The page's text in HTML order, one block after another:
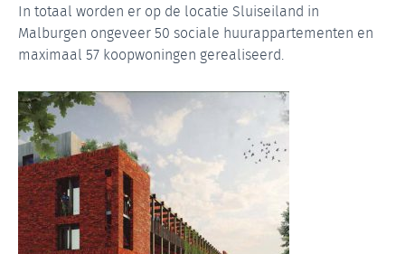
In totaal worden er op de locatie Sluiseiland in
Malburgen ongeveer 50 sociale huurappartementen en
maximaal 57 koopwoningen gerealiseerd.